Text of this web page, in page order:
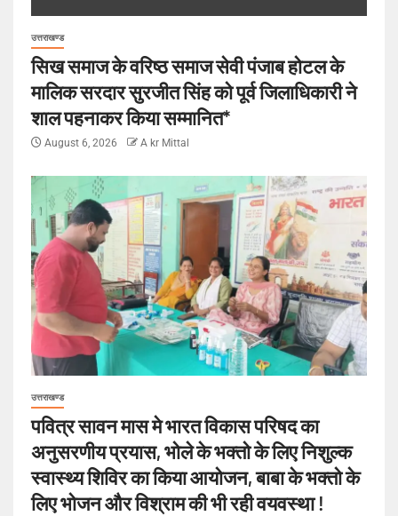
उत्तराखण्ड
सिख समाज के वरिष्ठ समाज सेवी पंजाब होटल के
मालिक सरदार सुरजीत सिंह को पूर्व जिलाधिकारी ने
शाल पहनाकर किया सम्मानित*
August 6, 2026 A kr Mittal
उत्तराखण्ड
पवित्र सावन मास मे भारत विकास परिषद का
अनुसरणीय प्रयास, भोले के भक्तो के लिए निशुल्क
स्वास्थ्य शिविर का किया आयोजन, बाबा के भक्तो के
लिए भोजन और विश्राम की भी रही वयवस्था !